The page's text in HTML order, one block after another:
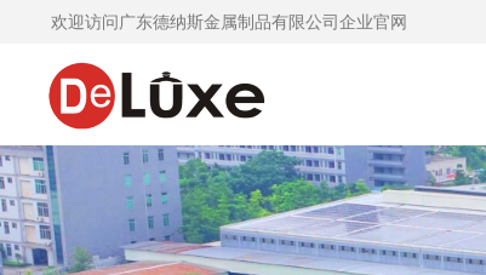
欢迎访问广东德纳斯金属制品有限公司企业官网